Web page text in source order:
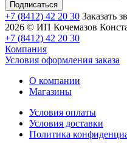
+7 (8412) 42 20 30 Заказать
2026 © ИП Кочемазов
+7 (8412) 42 20 30
Компания
Условия оформления заказа
О компании
Магазины
Условия оплаты
Условия доставки
Политика